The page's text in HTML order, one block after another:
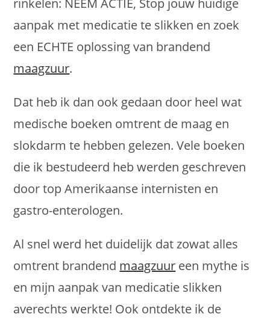
rinkelen: NEEM ACTIE, Stop jouw huidige
aanpak met medicatie te slikken en zoek
een ECHTE oplossing van brandend
maagzuur.
Dat heb ik dan ook gedaan door heel wat
medische boeken omtrent de maag en
slokdarm te hebben gelezen. Vele boeken
die ik bestudeerd heb werden geschreven
door top Amerikaanse internisten en
gastro-enterologen.
Al snel werd het duidelijk dat zowat alles
omtrent brandend maagzuur een mythe is
en mijn aanpak van medicatie slikken
averechts werkte! Ook ontdekte ik de